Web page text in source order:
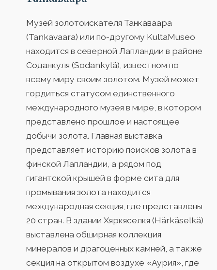
Музей золотоискателя Танкаваара
(Tankavaara) или по-другому KultaMuseo
находится в северной Лапландии в районе
Соданкуля (Sodankylä), известном по
всему миру своим золотом. Музей может
гордиться статусом единственного
международного музея в мире, в котором
представлено прошлое и настоящее
добычи золота. Главная выставка
представляет историю поисков золота в
финской Лапландии, а рядом под
гигантской крышей в форме сита для
промывания золота находится
международная секция, где представлены
20 стран. В здании Хяркяселкя (Härkäselkä)
выставлена обширная коллекция
минералов и драгоценных камней, а также
секция на открытом воздухе «Аурия», где